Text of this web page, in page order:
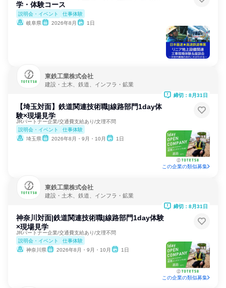
学・体験コース
説明会・イベント
仕事体験
岐阜県
2026年8月 1日
東鉄工業株式会社
建設・土木、鉄道、インフラ・鉱業
【埼玉対面】鉄道関連技術職|線路部門1day体
験×現場見学
JRパートナー企業/交通費支給あり/文理不問
説明会・イベント
仕事体験
埼玉県
2026年8月・9月・10月 1日
締切：8月31日
この企業の類似募集
東鉄工業株式会社
建設・土木、鉄道、インフラ・鉱業
神奈川対面|鉄道関連技術職|線路部門1day体験
×現場見学
JRパートナー企業/交通費支給あり/文理不問
説明会・イベント
仕事体験
神奈川県
2026年8月・9月・10月 1日
締切：8月31日
この企業の類似募集